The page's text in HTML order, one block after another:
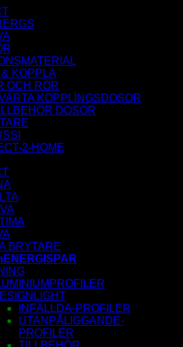
& KOPPLA
OCH RÖR
KOPPLINGSDOSOR
DOSOR
2-HOME
BRYTARE
ENERGISPAR
INFÄLLDA-PROFILER
UTANPÅLIGGANDE-
PROFILER